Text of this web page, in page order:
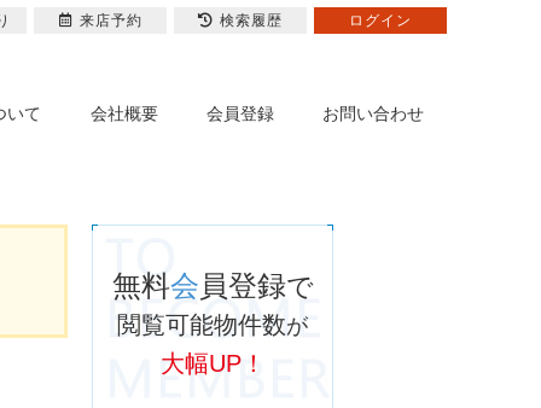
いて 会社概要 会員登録 お問い合わせ
無料会員登録で
閲覧可能物件数が
大幅UP！
来店予約 検索履歴 ログイン